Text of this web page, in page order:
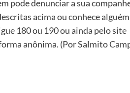
pode denunciar a sua
acima ou conhece
180 ou 190 ou ainda pelo site
anônima. (Por Salmito